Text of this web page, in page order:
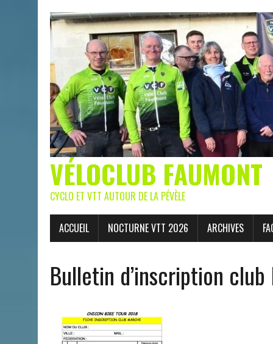
VÉLOCLUB FAUMONT
CYCLO ET VTT AUTOUR DE LA PÉVÈLE
ACCUEIL NOCTURNE VTT 2026 ARCHIVES
Bulletin d’inscription club